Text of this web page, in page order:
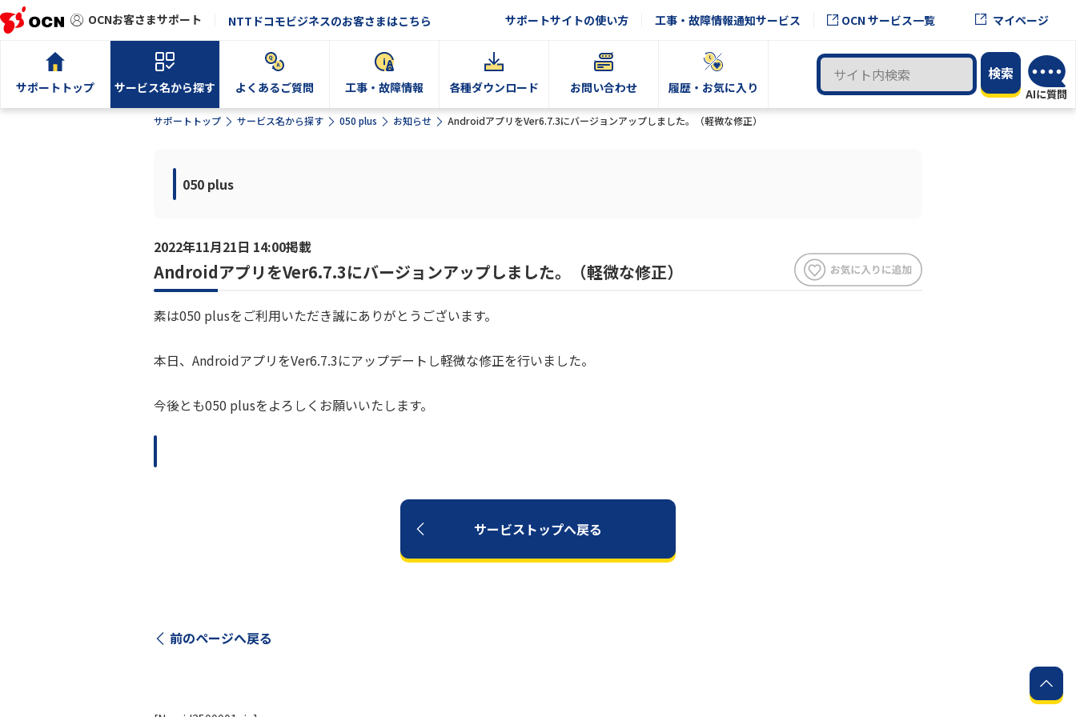
OCNお客さまサポート NTTドコモビジネスのお客さまはこちら サポートサイトの使い方 工事・故障情報通知サービス OCN サービス一覧 マイページ
サポートトップ サービス名から探す よくあるご質問 工事・故障情報 各種ダウンロード お問い合わせ 履歴・お気に入り
サポートトップ サービス名から探す 050 plus お知らせ AndroidアプリをVer6.7.3にバージョンアップしました。（軽微な修正）
050 plus
2022年11月21日 14:00掲載
AndroidアプリをVer6.7.3にバージョンアップしました。（軽微な修正）
素は050 plusをご利用いただき誠にありがとうございます。
本日、AndroidアプリをVer6.7.3にアップデートし軽微な修正を行いました。
今後とも050 plusをよろしくお願いいたします。
サービストップへ戻る
前のページへ戻る